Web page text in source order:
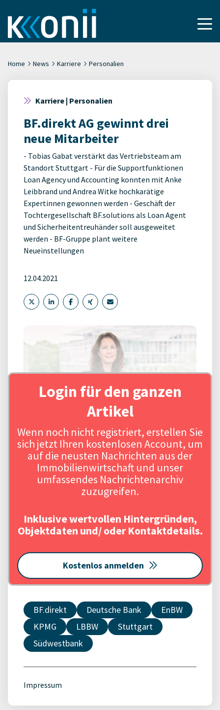
Home News Karriere Personalien
Karriere | Personalien
BF.direkt AG gewinnt drei
neue Mitarbeiter
- Tobias Gabat verstärkt das Vertriebsteam am
Standort Stuttgart - Für die Supportfunktionen
Loan Agency und Accounting konnten mit Anke
Leibbrand und Andrea Witke hochkarätige
Expertinnen gewonnen werden - Geschäft der
Tochtergesellschaft BF.solutions als Loan Agent
und Sicherheitentreuhänder soll ausgeweitet
werden - BF-Gruppe plant weitere
Neueinstellungen
12.04.2021
Quelle: Anke Leibbrand / Urheber: BF.direkt AG, Quelle: BF.direkt AG
Login für den ganzen
Artikel
Wenn noch nicht registriert, erstellen Sie
sich jetzt Ihren kostenlosen Account, um
auf die neusten Nachrichten aus der
Immobilienwirtschaft und unser
umfassendes Nachrichtenarchiv
zuzugreifen.
Inklusive wertvollen Hintergründen,
Objektdaten und/ oder Kontaktdetails.
Kostenlos anmelden
BF.direkt Deutsche Bank
EnBW
KPMG
LBBW
Stuttgart
Südwestbank
Impressum